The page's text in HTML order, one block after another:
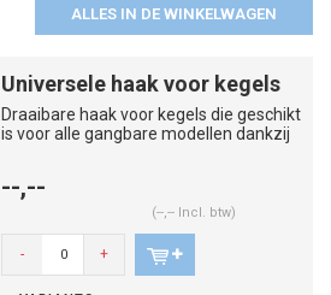
ALLES IN DE WINKELWAGEN
Universele haak voor kegels
Draaibare haak voor kegels die geschikt
is voor alle gangbare modellen dankzij
--,--
(--,-- Incl. btw)
- +